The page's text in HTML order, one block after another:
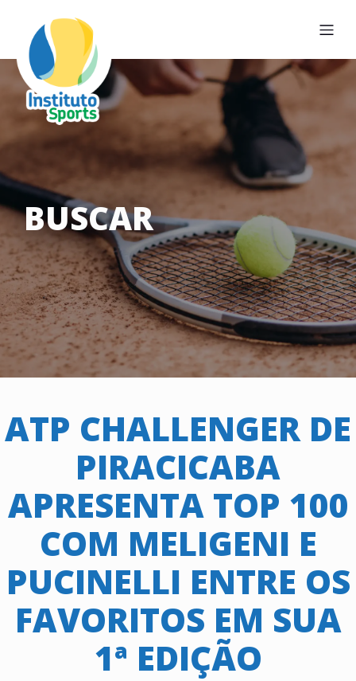
BUSCAR
ATP CHALLENGER DE
PIRACICABA
APRESENTA TOP 100
COM MELIGENI E
PUCINELLI ENTRE OS
FAVORITOS EM SUA
1ª EDIÇÃO